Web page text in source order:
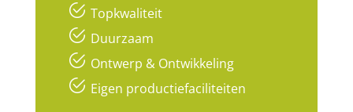
Topkwaliteit
Duurzaam
Ontwerp & Ontwikkeling
Eigen productiefaciliteiten